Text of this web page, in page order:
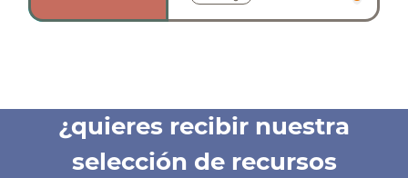
¿quieres recibir nuestra
selección de recursos